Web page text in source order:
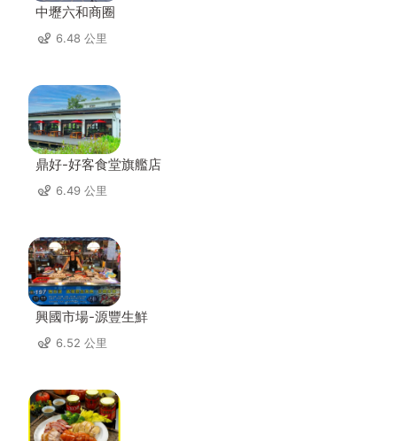
中壢六和商圈
6.48 公里
鼎好-好客食堂旗艦店
6.49 公里
興國市場-源豐生鮮
6.52 公里